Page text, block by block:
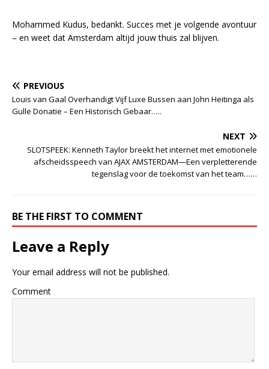
Mohammed Kudus, bedankt. Succes met je volgende avontuur
– en weet dat Amsterdam altijd jouw thuis zal blijven.
PREVIOUS
Louis van Gaal Overhandigt Vijf Luxe Bussen aan John Heitinga als
Gulle Donatie – Een Historisch Gebaar…..
NEXT
SLOTSPEEK: Kenneth Taylor breekt het internet met emotionele
afscheidsspeech van AJAX AMSTERDAM—Een verpletterende
tegenslag voor de toekomst van het team……
BE THE FIRST TO COMMENT
Leave a Reply
Your email address will not be published.
Comment